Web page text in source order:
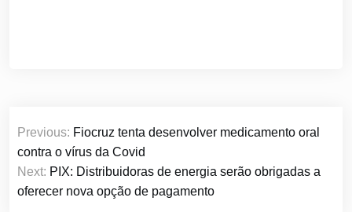
Navegação
de
Post
Previous: Fiocruz tenta desenvolver medicamento oral
contra o vírus da Covid
Next: PIX: Distribuidoras de energia serão obrigadas a
oferecer nova opção de pagamento